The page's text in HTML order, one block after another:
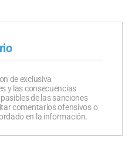
de exclusiva
y las consecuencias
de las sanciones
comentarios ofensivos o
en la información.